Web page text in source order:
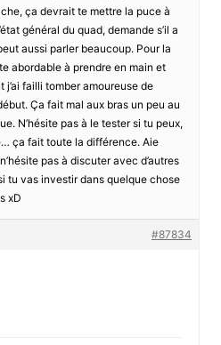
ça devrait te mettre la puce à
général du quad, demande s’il a
aussi parler beaucoup. Pour la
abordable à prendre en main et
failli tomber amoureuse de
Ça fait mal aux bras un peu au
N’hésite pas à le tester si tu peux,
ça fait toute la différence. Aie
pas à discuter avec d’autres
tu vas investir dans quelque chose
xD
#87834